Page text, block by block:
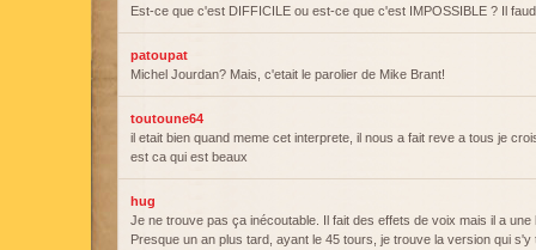
Est-ce que c'est DIFFICILE ou est-ce que c'est IMPOSSIBLE ? Il
patoupat
Michel Jourdan? Mais, c'etait le parolier de Mike Brant!
toutoune64
il etait bien quand meme cet interprete, il nous a fait reve a tous je
est ca qui est beaux
hug
Je ne trouve pas ça inécoutable. Il fait des effets de voix mais il a une
Presque un an plus tard, ayant le 45 tours, je trouve la version qui